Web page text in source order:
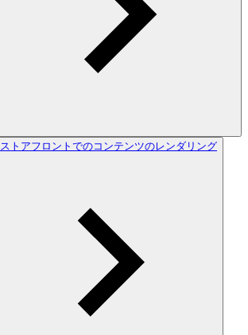
ストアフロントでのコンテンツのレンダリング